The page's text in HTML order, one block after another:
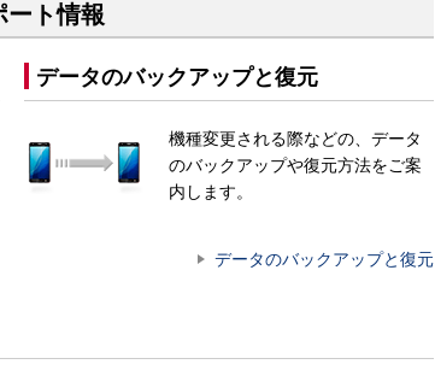
ート情報
データのバックアップと復元
機種変更される際などの、データ
のバックアップや復元方法をご案
内します。
データのバックアップと復元